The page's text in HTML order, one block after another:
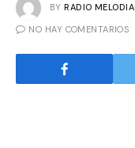
BY RADIO MELODIA
NO HAY COMENTARIOS